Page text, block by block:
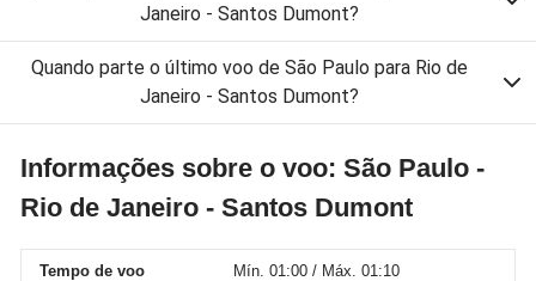
Janeiro - Santos Dumont?
Quando parte o último voo de São Paulo para Rio de
Janeiro - Santos Dumont?
Informações sobre o voo: São Paulo -
Rio de Janeiro - Santos Dumont
Tempo de voo Mín. 01:00 / Máx. 01:10